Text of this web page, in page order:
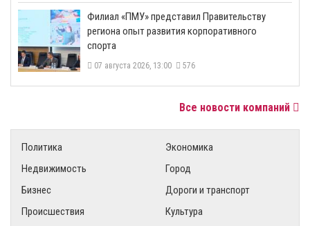
​Филиал «ПМУ» представил Правительству
региона опыт развития корпоративного
спорта
07 августа 2026, 13:00 576
Все новости компаний
Политика
Экономика
Недвижимость
Город
Бизнес
Дороги и транспорт
Происшествия
Культура